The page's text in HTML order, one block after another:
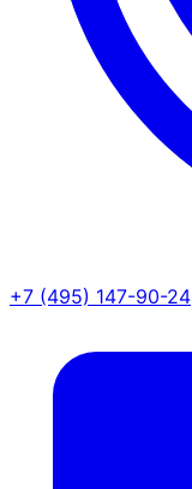
+7 (495) 147-90-24